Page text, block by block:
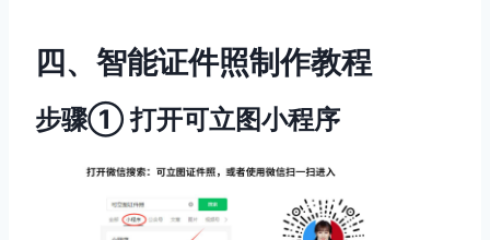
四、智能证件照制作教程
步骤① 打开可立图小程序